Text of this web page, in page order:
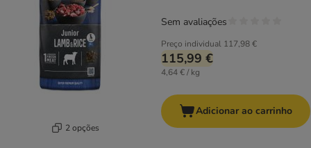
2 opções
Preço individual 117,98 €
115,99 €
4,64 € / kg
Sem avaliações
Adicionar ao carrinho